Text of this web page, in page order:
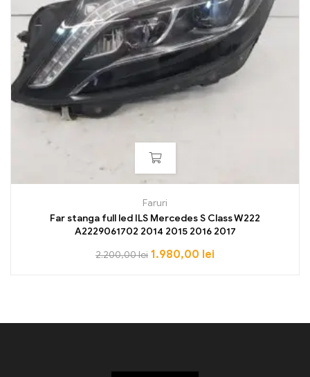
Faruri
Far stanga full led ILS Mercedes S Class W222
A2229061702 2014 2015 2016 2017
2.200,00lei 1.980,00 lei